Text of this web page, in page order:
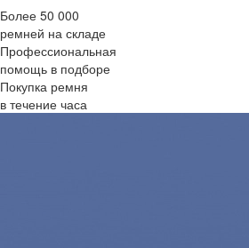
Более 50 000
ремней на складе
Профессиональная
помощь в подборе
Покупка ремня
в течение часа